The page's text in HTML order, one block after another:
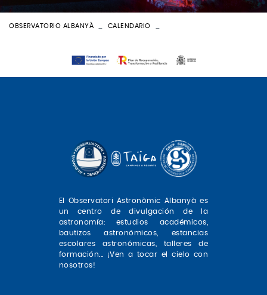
OBSERVATORIO ALBANYÀ CALENDARIO
El Observatori Astronòmic Albanyà es
un centro de divulgación de la
astronomía: estudios académicos,
bautizos astronómicos, estancias
escolares astronómicas, talleres de
formación... ¡Ven a tocar el cielo con
nosotros!